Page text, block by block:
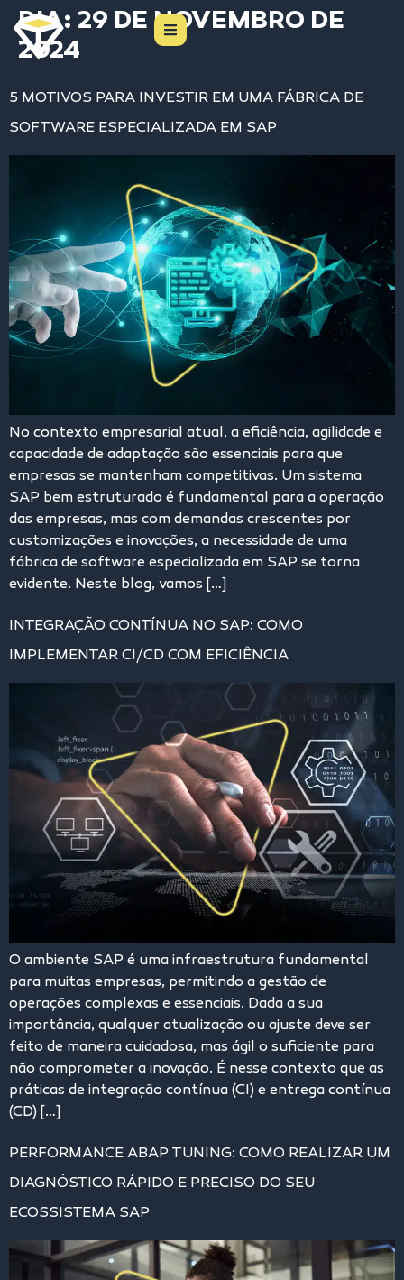
DIA: 29 DE NOVEMBRO DE
2024
5 MOTIVOS PARA INVESTIR EM UMA FÁBRICA DE
SOFTWARE ESPECIALIZADA EM SAP
No contexto empresarial atual, a eficiência, agilidade e
capacidade de adaptação são essenciais para que
empresas se mantenham competitivas. Um sistema
SAP bem estruturado é fundamental para a operação
das empresas, mas com demandas crescentes por
customizações e inovações, a necessidade de uma
fábrica de software especializada em SAP se torna
evidente. Neste blog, vamos […]
INTEGRAÇÃO CONTÍNUA NO SAP: COMO
IMPLEMENTAR CI/CD COM EFICIÊNCIA
O ambiente SAP é uma infraestrutura fundamental
para muitas empresas, permitindo a gestão de
operações complexas e essenciais. Dada a sua
importância, qualquer atualização ou ajuste deve ser
feito de maneira cuidadosa, mas ágil o suficiente para
não comprometer a inovação. É nesse contexto que as
práticas de integração contínua (CI) e entrega contínua
(CD) […]
PERFORMANCE ABAP TUNING: COMO REALIZAR UM
DIAGNÓSTICO RÁPIDO E PRECISO DO SEU
ECOSSISTEMA SAP